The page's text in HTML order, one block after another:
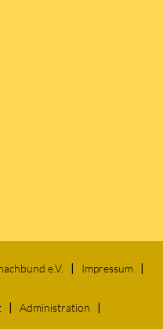
e.V. Impressum
Administration